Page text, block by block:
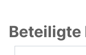
Beteiligte